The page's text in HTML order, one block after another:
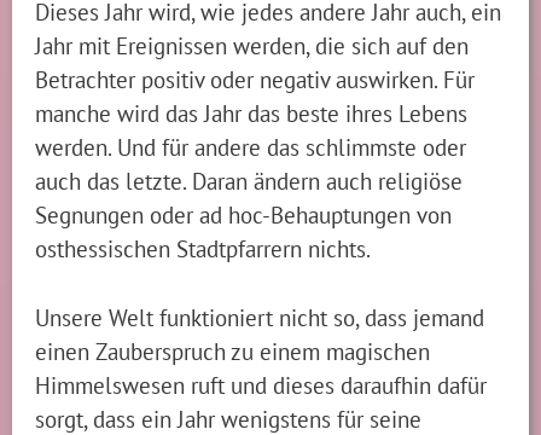
Dieses Jahr wird, wie jedes andere Jahr auch, ein
Jahr mit Ereignissen werden, die sich auf den
Betrachter positiv oder negativ auswirken. Für
manche wird das Jahr das beste ihres Lebens
werden. Und für andere das schlimmste oder
auch das letzte. Daran ändern auch religiöse
Segnungen oder ad hoc-Behauptungen von
osthessischen Stadtpfarrern nichts.
Unsere Welt funktioniert nicht so, dass jemand
einen Zauberspruch zu einem magischen
Himmelswesen ruft und dieses daraufhin dafür
sorgt, dass ein Jahr wenigstens für seine